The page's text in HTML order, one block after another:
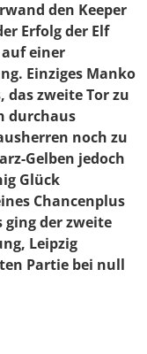
den Keeper
Erfolg der Elf
einer
Einziges Manko
das zweite Tor zu
durchaus
noch zu
Gelben jedoch
Glück
Chancenplus
der zweite
Leipzig
Partie bei null